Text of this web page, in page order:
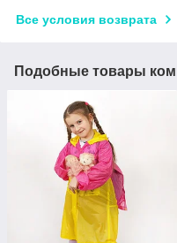
Все условия возврата
Подобные товары